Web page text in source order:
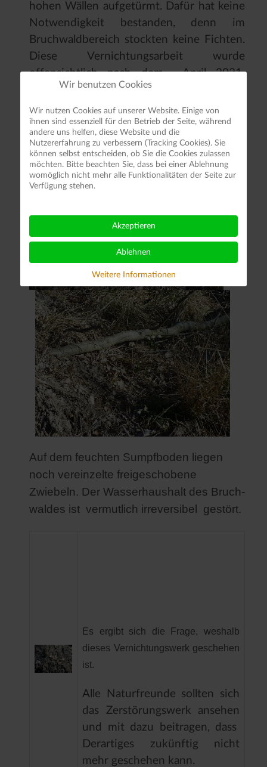
hohen Wällen aufgetürmt. Dafür hat keine
Notwendigkeit bestanden, denn im
Bruchwaldbereich stockten keine Fichten.
Diese Vernichtungsarbeit wurde
offensichtlich nach dem April 2021
durchgeführt. In einem Randbereich haben
nur wenige Märzenbecherpflanzen
überlebt.
Auf dem feuchten Sumpfboden liegen
noch vereinzelte freigeschobene
Zwiebeln. Der Wasserhaushalt des Bruch-
waldes ist vermutlich irreversibel gestört.
Es ergibt sich die Frage, weshalb
dieses Vernichtungswerk geschehen
ist.
Alle Naturfreunde sollten sich
das Zerstörungswerk ansehen
und mit dazu beitragen, dass
Derartiges zukünftig nicht
mehr geschehen kann.
Wir benutzen Cookies
Wir nutzen Cookies auf unserer Website. Einige von
ihnen sind essenziell für den Betrieb der Seite, während
andere uns helfen, diese Website und die
Nutzererfahrung zu verbessern (Tracking Cookies). Sie
können selbst entscheiden, ob Sie die Cookies zulassen
möchten. Bitte beachten Sie, dass bei einer Ablehnung
womöglich nicht mehr alle Funktionalitäten der Seite zur
Verfügung stehen.
Akzeptieren
Ablehnen
Weitere Informationen